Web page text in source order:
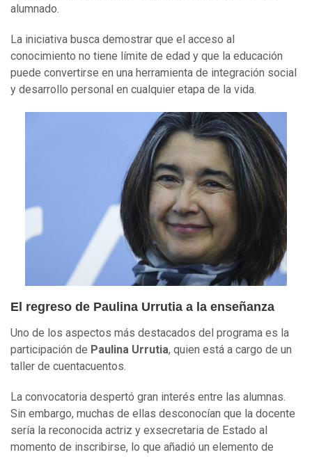
alumnado.
La iniciativa busca demostrar que el acceso al
conocimiento no tiene límite de edad y que la educación
puede convertirse en una herramienta de integración social
y desarrollo personal en cualquier etapa de la vida.
El regreso de Paulina Urrutia a la enseñanza
Uno de los aspectos más destacados del programa es la
participación de Paulina Urrutia, quien está a cargo de un
taller de cuentacuentos.
La convocatoria despertó gran interés entre las alumnas.
Sin embargo, muchas de ellas desconocían que la docente
sería la reconocida actriz y exsecretaria de Estado al
momento de inscribirse, lo que añadió un elemento de